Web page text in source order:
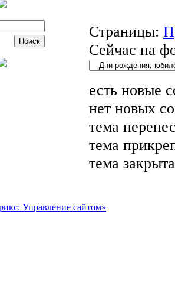
Страницы:
Сейчас на
есть новые
нет новых
тема
тема
тема закрыта
Управление сайтом»